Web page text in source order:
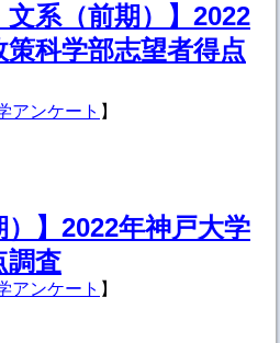
文系（前期）】2022
科学部志望者得点
アンケート 】
）】2022年神戸大学
調査
アンケート 】